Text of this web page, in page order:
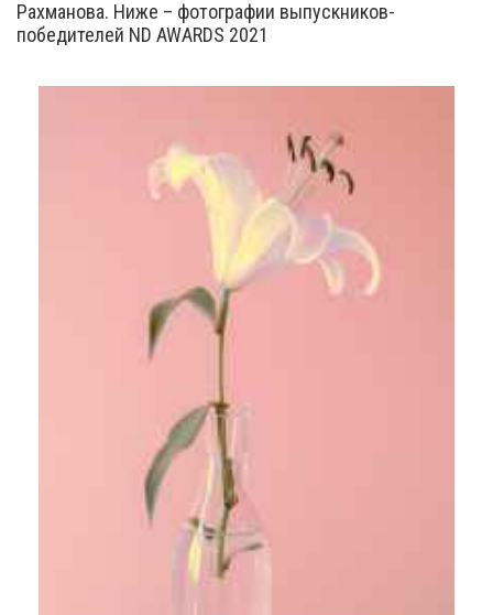
Рахманова. Ниже – фотографии выпускников-
победителей ND AWARDS 2021